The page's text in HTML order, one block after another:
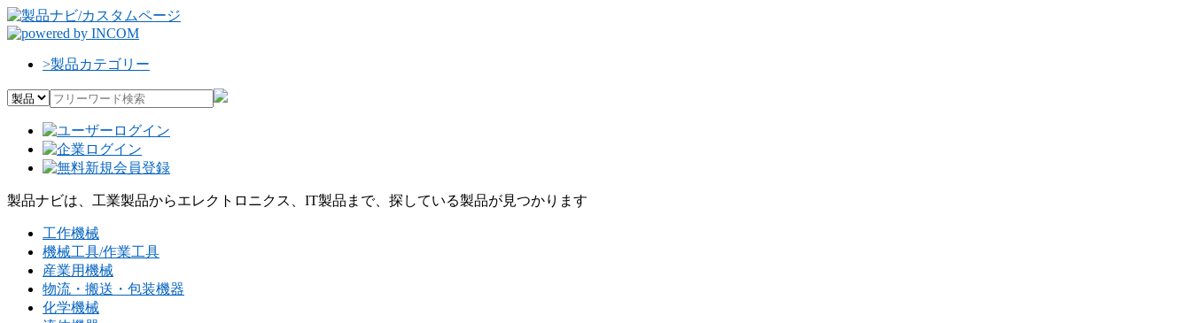
>製品カテゴリー
製品ナビは、工業製品からエレクトロニクス、IT製品まで、探している製品が見つかります
工作機械
機械工具/作業工具
産業用機械
物流・搬送・包装機器
化学機械